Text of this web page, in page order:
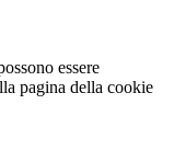
essere
pagina della cookie